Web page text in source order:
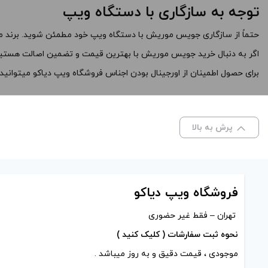
توجه به سازگاری با دستگاه ویپ
حتماً از سازگاری جویس موریش با دستگاه ویپ خود مطمئن شوید. برند
اگر به دنبال خرید جویس موریش با بهترین قیمت و تضمین اصالت
برای حصول اطمینان از اورجینال بودن اجناس فروشگاه ویپ دیاکو
پرش به بالا
فروشگاه ویپ دیاکو
تهران – فقط غیر حضوری
نحوه ثبت سفارشات ( کلیک کنید )
موجودی ، قیمت دقیق و به روز میباشد .